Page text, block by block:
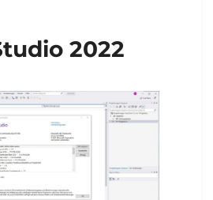
2022